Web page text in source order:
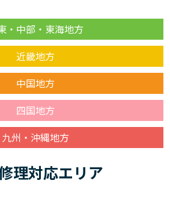
・中部・東海地方
近畿地方
中国地方
四国地方
九州・沖縄地方
理対応エリア